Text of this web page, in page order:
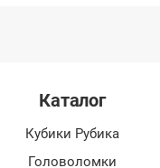
Каталог
Кубики Рубика
Головоломки